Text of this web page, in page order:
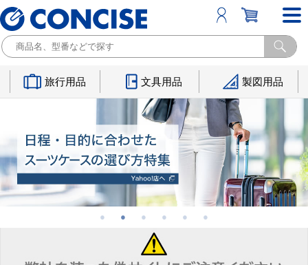
旅行用品 文具用品 製図用品